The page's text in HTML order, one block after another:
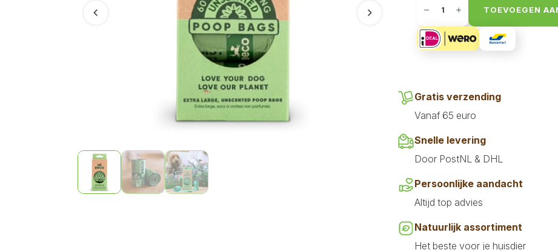
Vorige Volgende
Poepzakjes
Geurloos
-
Multi
TOEVOEGEN
Gratis verzending
Vanaf 65 euro
Snelle levering
Door PostNL & DHL
Persoonlijke aandacht
Altijd top advies
Natuurlijk assortiment
Het beste voor je huisdier